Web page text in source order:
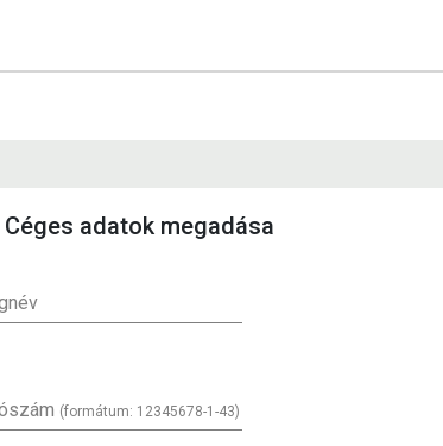
Ételhulladék begyűjtése Közétkeztetés
Céges adatok megadása
(formátum: 12345678-1-43)